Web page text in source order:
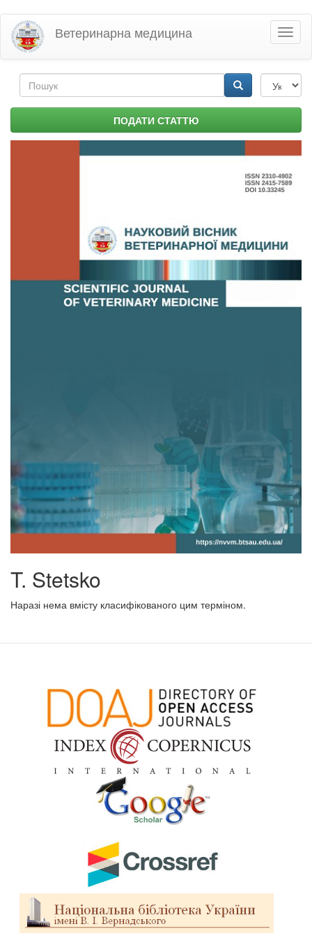
Перейти
основного
матеріалу
Ветеринарна медицина
Пошукова
форма ПОДАТИ СТАТТЮ
T. Stetsko
Наразі нема вмісту класифікованого цим терміном.